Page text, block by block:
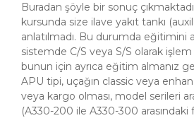
Buradan şöyle bir sonuç
kursunda size ilave yakıt tankı
anlatılmadı. Bu durumda eğitimini
sistemde C/S veya S/S olarak işlem
bunun için ayrıca eğitim almanız
APU tipi, uçağın classic veya
veya kargo olması, model serileri
(A330-200 ile A330-300 arasındaki